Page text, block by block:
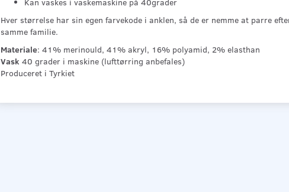
Kan vaskes i vaskemaskine på 40grader
Hver størrelse har sin egen farvekode i anklen, så de er nemme at parre
samme familie.
Materiale: 41% merinould, 41% akryl, 16% polyamid, 2% elasthan
Vask 40 grader i maskine (lufttørring anbefales)
Produceret i Tyrkiet